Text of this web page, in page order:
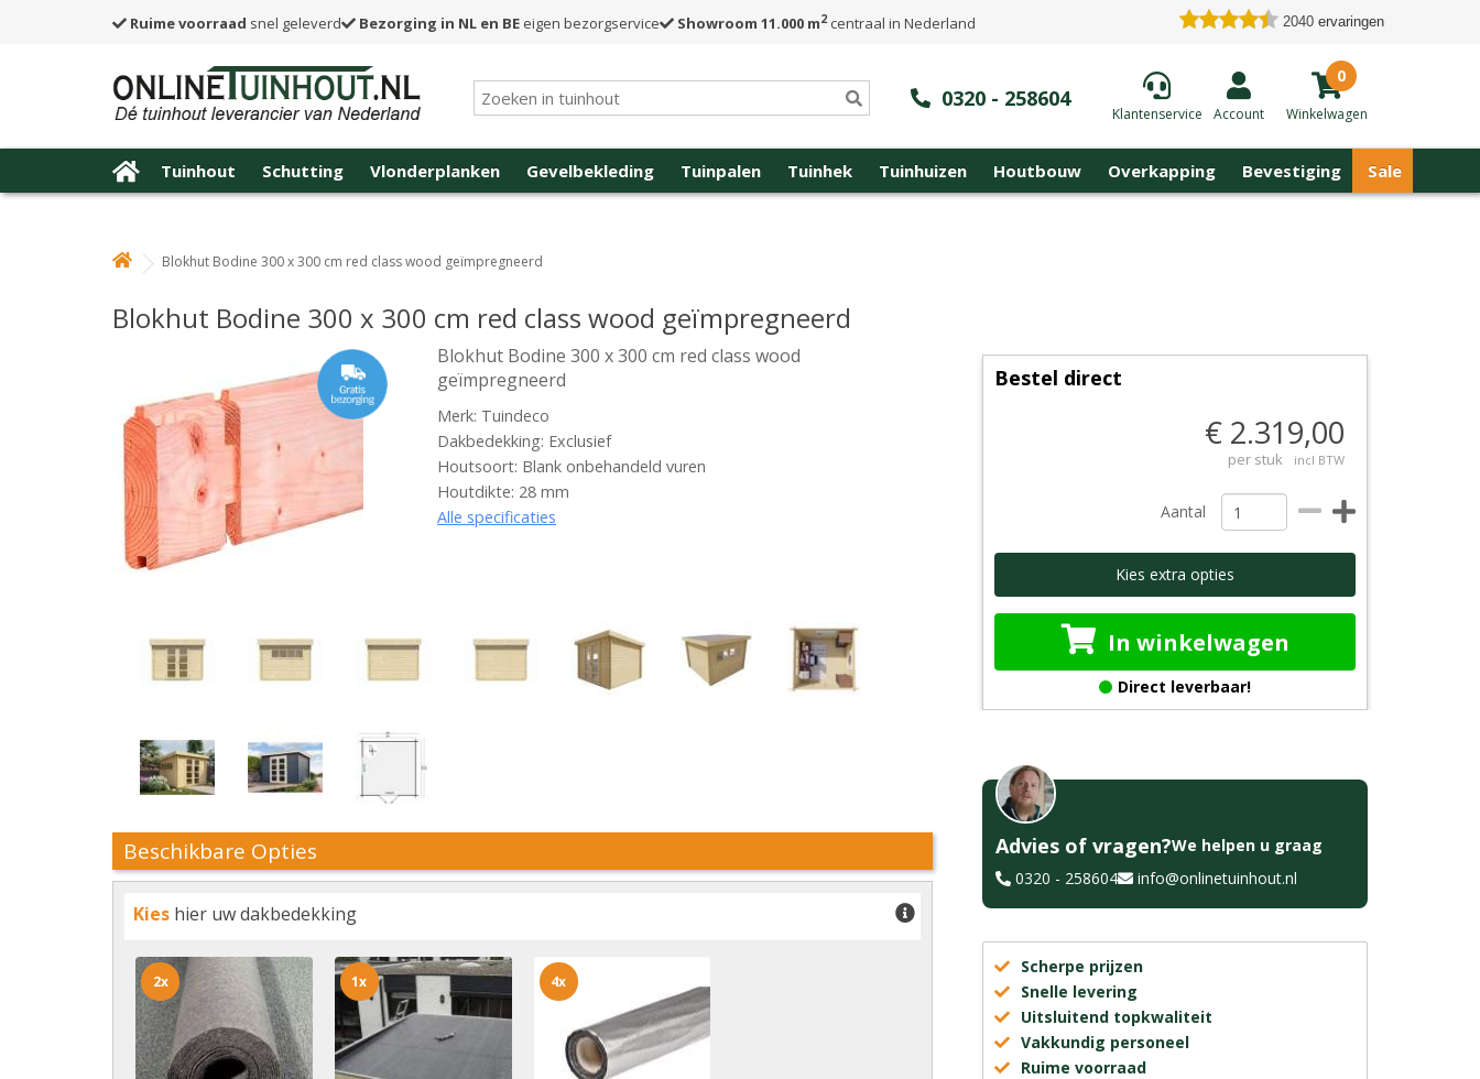
Ruime voorraad snel geleverd Bezorging in NL en BE eigen bezorgservice Showroom 11.000 m2centraal in Nederland 2040 ervaringen
0320 - 258604
Klantenservice Account
0
Winkelwagen
Tuinhout Schutting Vlonderplanken Gevelbekleding Tuinpalen Tuinhek Tuinhuizen Houtbouw Overkapping Bevestiging Sale
Blokhut Bodine 300 x 300 cm red class wood geïmpregneerd
Blokhut Bodine 300 x 300 cm red class wood geïmpregneerd
Blokhut Bodine 300 x 300 cm red class wood
geïmpregneerd
Merk: Tuindeco
Dakbedekking: Exclusief
Houtsoort: Blank onbehandeld vuren
Houtdikte: 28 mm
Alle specificaties
Beschikbare Opties
Kies hier uw dakbedekking
2x 1x 4x
Bestel direct
€ 2.319,00
per stuk incl BTW
Aantal
Kies extra opties
In winkelwagen
Direct leverbaar!
Advies of vragen?We helpen u graag
0320 - 258604
info@onlinetuinhout.nl
Scherpe prijzen
Snelle levering
Uitsluitend topkwaliteit
Vakkundig personeel
Ruime voorraad